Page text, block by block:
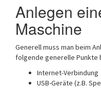
Anlegen
Maschine
Generell muss man beim
folgende generelle Punkte
Internet-Verbindung
USB-Geräte (z.B.